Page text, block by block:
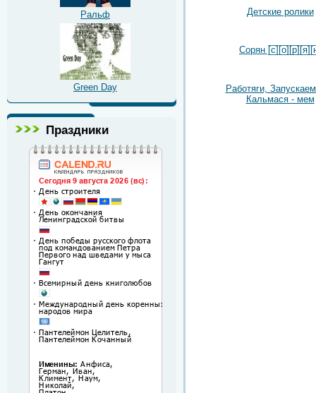
Ральф
Green Day
Праздники
Детские ролики
Сорян
Работяги,
Кальмася - мем